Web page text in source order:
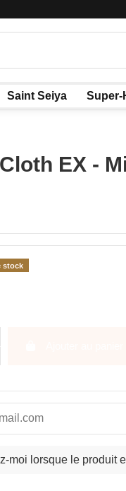
Saint Seiya Super-
EX -
stock